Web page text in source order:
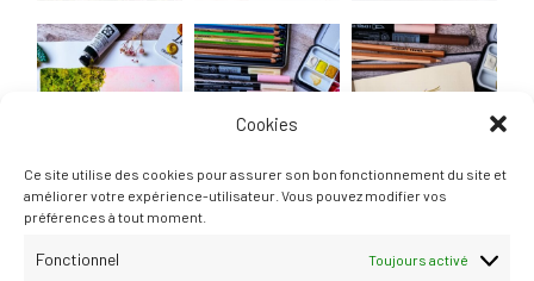
Cookies
Ce site utilise des cookies pour assurer son bon fonctionnement du site et
améliorer votre expérience-utilisateur. Vous pouvez modifier vos
préférences à tout moment.
Fonctionnel Toujours activé